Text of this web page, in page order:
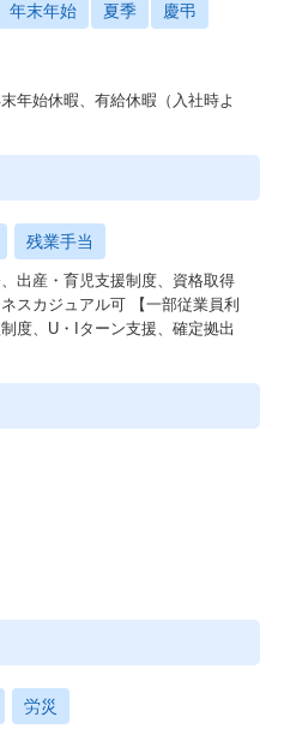
年末年始 夏季 慶弔
年始休暇、有給休暇（入社時よ
残業手当
出産・育児支援制度、資格取得
スカジュアル可 【一部従業員利
度、U・Iターン支援、確定拠出
労災